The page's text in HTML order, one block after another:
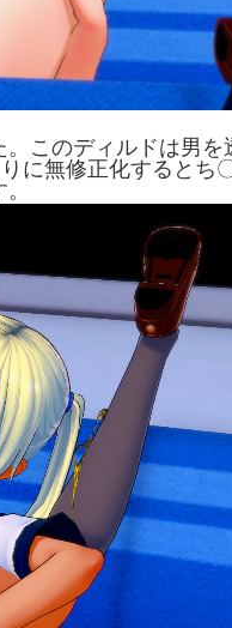
このディルドは男を
に無修正化するとち